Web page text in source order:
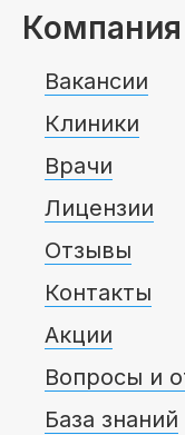
Компания
Вакансии
Клиники
Врачи
Лицензии
Отзывы
Контакты
Акции
Вопросы и
База знаний